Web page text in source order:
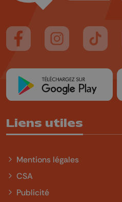
Suivez-nous sur FaceBook
Suivez-nous sur
Liens utiles
Mentions légales
CSA
Publicité